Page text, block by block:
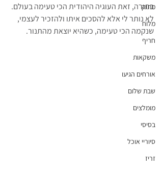
מתוק
מלוח
חריף
משקאות
אורחים הגיעו
שבת שלום
מומלצים
בסיסי
סיוריי אוכל
זריז
בתורה, זאת העוגיה היהודית הכי טעימה בעולם.
לא נותר לי אלא להסכים איתו ולהזכיר לעצמי,
שנקמה הכי טעימה, כשהיא יוצאת מהתנור.